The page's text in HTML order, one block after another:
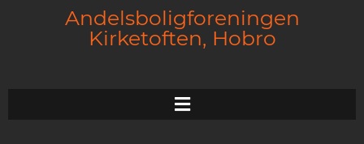
Andelsboligforeningen
Kirketoften, Hobro